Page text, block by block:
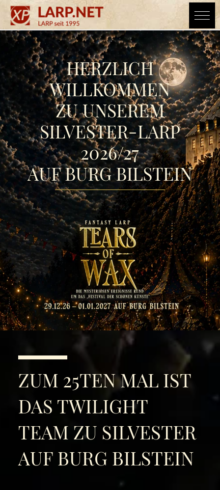
HERZLICH
WILLKOMMEN
ZU UNSEREM
SILVESTER-LARP
2026/27
AUF BURG BILSTEIN
ZUM 25TEN MAL IST
DAS TWILIGHT
TEAM ZU SILVESTER
AUF BURG BILSTEIN